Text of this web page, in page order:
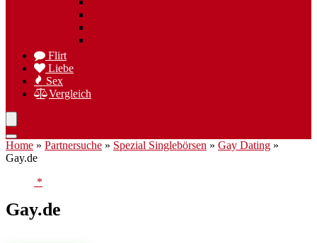
Flirt
Liebe
Sex
Vergleich
Home » Partnersuche » Spezial Singlebörsen » Gay Dating »
Gay.de
Gay.de